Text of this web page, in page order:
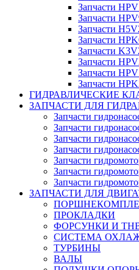
Запчасти
Запчасти
Запчасти
Запчасти
Запчасти
Запчасти
Запчасти
Запчасти
ГИДРАВЛИЧЕСКИЕ
ЗАПЧАСТИ ДЛЯ
Запчасти
Запчасти
Запчасти
Запчасти
Запчасти
Запчасти
Запчасти
ЗАПЧАСТИ ДЛЯ
ПРОКЛАДКИ
ФОРСУНКИ И
СИСТЕМА
ТУРБИНЫ
ВАЛЫ